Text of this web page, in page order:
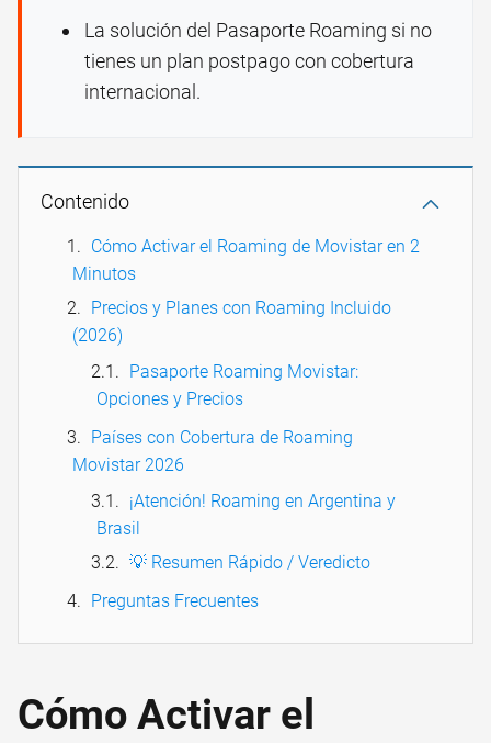
La solución del Pasaporte Roaming si no
tienes un plan postpago con cobertura
internacional.
Contenido
Cómo Activar el Roaming de Movistar en 2
Minutos
Precios y Planes con Roaming Incluido
(2026)
Pasaporte Roaming Movistar:
Opciones y Precios
Países con Cobertura de Roaming
Movistar 2026
¡Atención! Roaming en Argentina y
Brasil
💡 Resumen Rápido / Veredicto
Preguntas Frecuentes
Cómo Activar el